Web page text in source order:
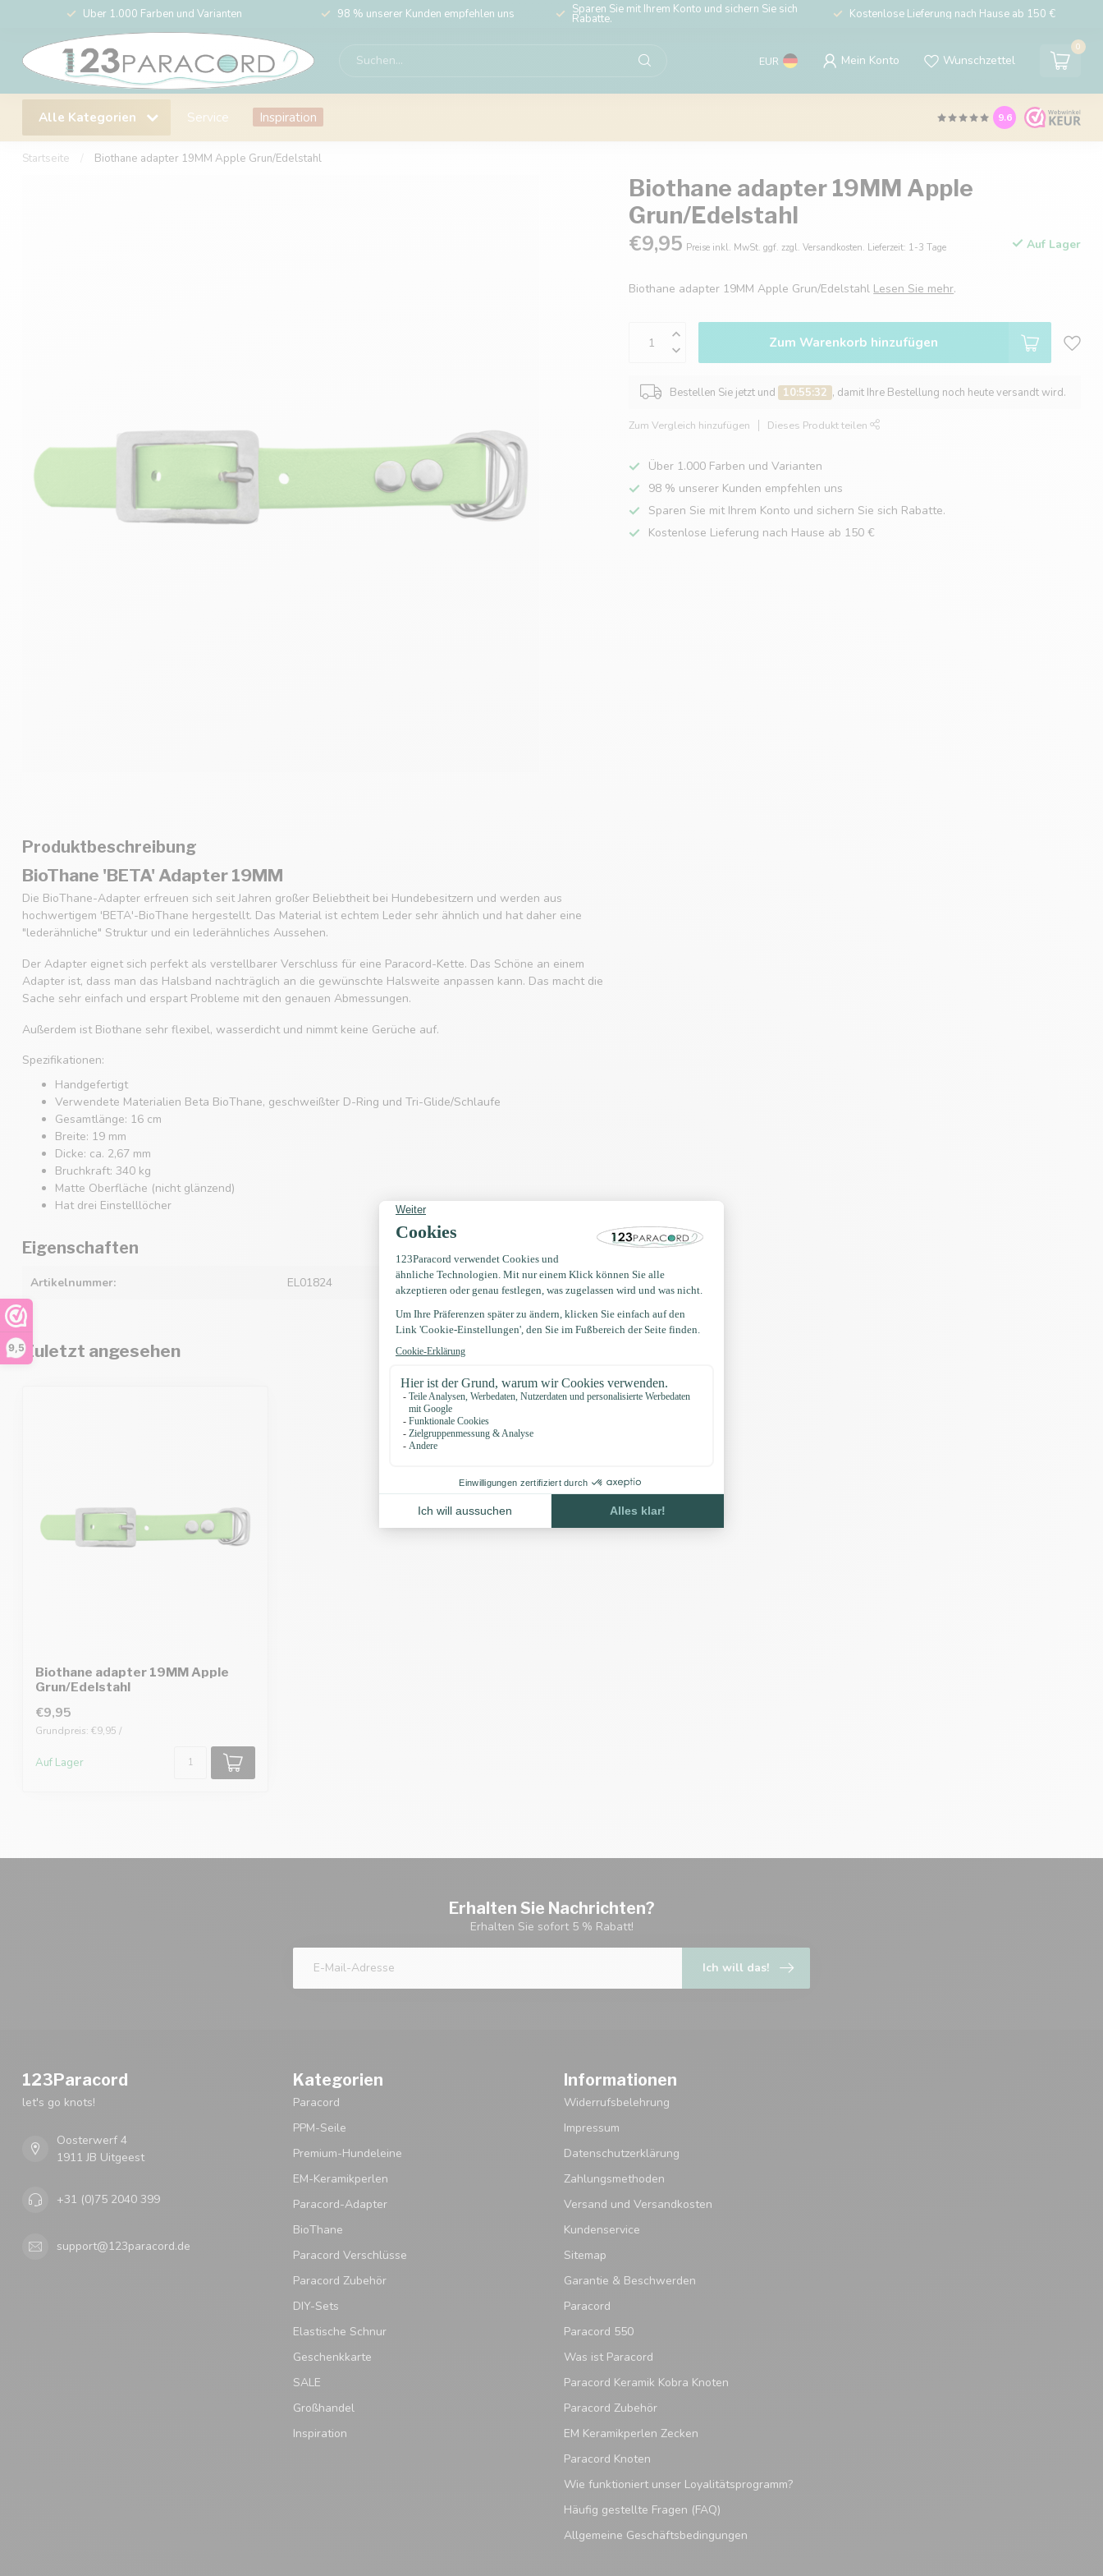
9,5
Über 1.000 Farben und Varianten 98 % unserer Kunden empfehlen uns Sparen Sie mit Ihrem Konto und sichern Sie sich
Rabatte. Kostenlose Lieferung nach Hause ab 150 €
EUR Mein Konto Wunschzettel
0
Alle Kategorien Service Inspiration 9.6
Startseite Biothane adapter 19MM Apple Grun/Edelstahl
Biothane adapter 19MM Apple
Grun/Edelstahl
€9,95 Preise inkl. MwSt. ggf. zzgl. Versandkosten. Lieferzeit: 1-3 Tage Auf Lager
Biothane adapter 19MM Apple Grun/Edelstahl Lesen Sie mehr.
Zum Warenkorb hinzufügen
Bestellen Sie jetzt und 10:55:31 , damit Ihre Bestellung noch heute versandt wird.
Zum Vergleich hinzufügen Dieses Produkt teilen
Über 1.000 Farben und Varianten
98 % unserer Kunden empfehlen uns
Sparen Sie mit Ihrem Konto und sichern Sie sich Rabatte.
Kostenlose Lieferung nach Hause ab 150 €
Produktbeschreibung
BioThane 'BETA' Adapter 19MM
Die BioThane-Adapter erfreuen sich seit Jahren großer Beliebtheit bei Hundebesitzern und werden aus
hochwertigem 'BETA'-BioThane hergestellt. Das Material ist echtem Leder sehr ähnlich und hat daher eine
"lederähnliche" Struktur und ein lederähnliches Aussehen.
Der Adapter eignet sich perfekt als verstellbarer Verschluss für eine Paracord-Kette. Das Schöne an einem
Adapter ist, dass man das Halsband nachträglich an die gewünschte Halsweite anpassen kann. Das macht die
Sache sehr einfach und erspart Probleme mit den genauen Abmessungen.
Außerdem ist Biothane sehr flexibel, wasserdicht und nimmt keine Gerüche auf.
Spezifikationen:
Handgefertigt
Verwendete Materialien Beta BioThane, geschweißter D-Ring und Tri-Glide/Schlaufe
Gesamtlänge: 16 cm
Breite: 19 mm
Dicke: ca. 2,67 mm
Bruchkraft: 340 kg
Matte Oberfläche (nicht glänzend)
Hat drei Einstelllöcher
Eigenschaften
Artikelnummer: EL01824
Zuletzt angesehen
Biothane adapter 19MM Apple
Grun/Edelstahl
€9,95
Grundpreis: €9,95 /
Auf Lager
Erhalten Sie Nachrichten?
Erhalten Sie sofort 5 % Rabatt!
Ich will das!
123Paracord
let's go knots!
Oosterwerf 4
1911 JB Uitgeest
+31 (0)75 2040 399
support@123paracord.de
Kategorien
Paracord
PPM-Seile
Premium-Hundeleine
EM-Keramikperlen
Paracord-Adapter
BioThane
Paracord Verschlüsse
Paracord Zubehör
DIY-Sets
Elastische Schnur
Geschenkkarte
SALE
Großhandel
Inspiration
Informationen
Widerrufsbelehrung
Impressum
Datenschutzerklärung
Zahlungsmethoden
Versand und Versandkosten
Kundenservice
Sitemap
Garantie & Beschwerden
Paracord
Paracord 550
Was ist Paracord
Paracord Keramik Kobra Knoten
Paracord Zubehör
EM Keramikperlen Zecken
Paracord Knoten
Wie funktioniert unser Loyalitätsprogramm?
Häufig gestellte Fragen (FAQ)
Allgemeine Geschäftsbedingungen